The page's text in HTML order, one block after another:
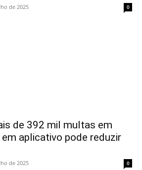
de 2025 0
de 392 mil multas em
aplicativo pode reduzir
de 2025 0